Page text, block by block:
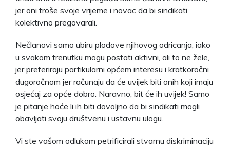
jer oni troše svoje vrijeme i novac da bi sindikati
kolektivno pregovarali.
Nečlanovi samo ubiru plodove njihovog odricanja, iako
u svakom trenutku mogu postati aktivni, ali to ne žele,
jer preferiraju partikularni općem interesu i kratkoročni
dugoročnom jer računaju da će uvijek biti onih koji imaju
osjećaj za opće dobro. Naravno, bit će ih uvijek! Samo
je pitanje hoće li ih biti dovoljno da bi sindikati mogli
obavljati svoju društvenu i ustavnu ulogu.
Vi ste vašom odlukom petrificirali stvarnu diskriminaciju